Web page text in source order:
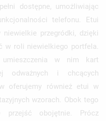
dostępne, umożliwiając
telefonu. Etui
przegródki, dzięki
w roli niewielkiego portfela.
w nim kart
odważnych i chcących
oferujemy również etui w
wzorach. Obok tego
obojętnie. Prócz